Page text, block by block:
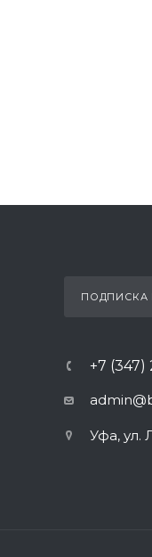
ПОДПИСКА
+7
Уфа, ул.